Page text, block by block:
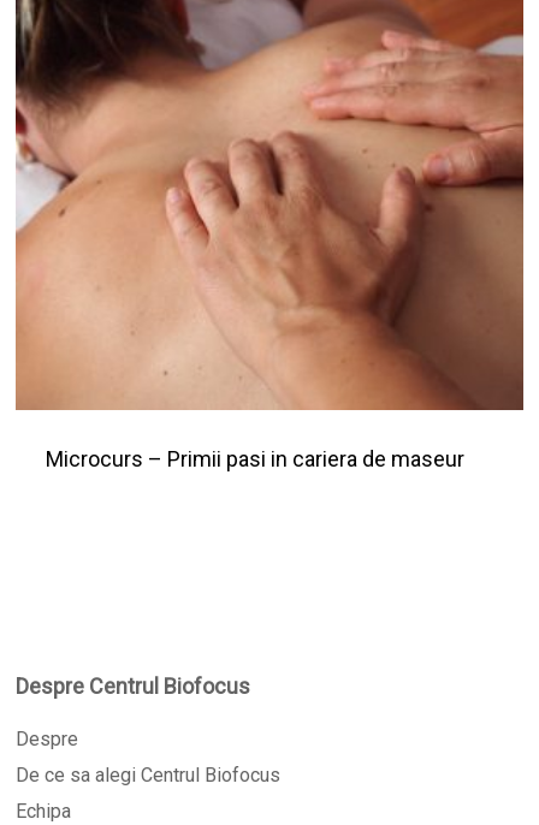
Microcurs – Primii pasi in cariera de maseur
Despre Centrul Biofocus
Despre
De ce sa alegi Centrul Biofocus
Echipa